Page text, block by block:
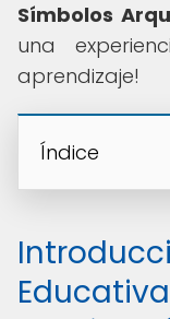
Símbolos
una
aprendizaje!
Índice